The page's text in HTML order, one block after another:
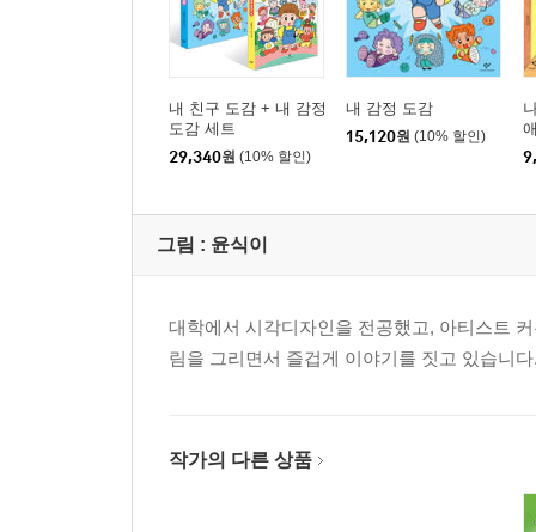
내 친구 도감 + 내 감정
도감 세트
29,340원 (10% 할인)
내 감정 도감
15,120원 (10% 할인)
그림 : 윤식이
대학에서 시각디자인을 전공했고, 아티스트
림을 그리면서 즐겁게 이야기를 짓고 있습니
작가의 다른 상품